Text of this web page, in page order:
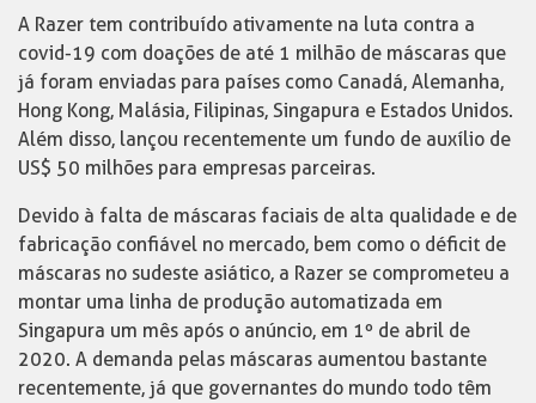
A Razer tem contribuído ativamente na luta contra a
covid-19 com doações de até 1 milhão de máscaras que
já foram enviadas para países como Canadá, Alemanha,
Hong Kong, Malásia, Filipinas, Singapura e Estados Unidos.
Além disso, lançou recentemente um fundo de auxílio de
US$ 50 milhões para empresas parceiras.
Devido à falta de máscaras faciais de alta qualidade e de
fabricação confiável no mercado, bem como o déficit de
máscaras no sudeste asiático, a Razer se comprometeu a
montar uma linha de produção automatizada em
Singapura um mês após o anúncio, em 1º de abril de
2020. A demanda pelas máscaras aumentou bastante
recentemente, já que governantes do mundo todo têm